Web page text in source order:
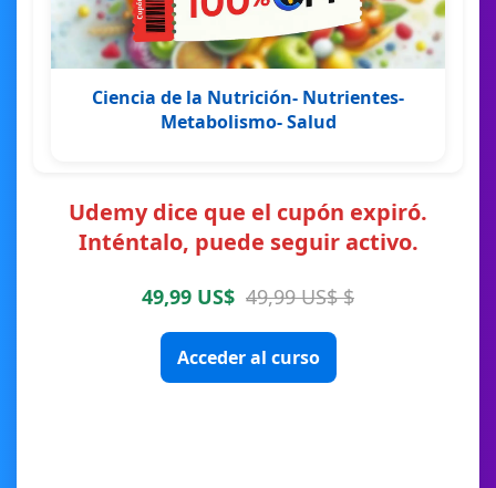
Ciencia de la Nutrición- Nutrientes-
Metabolismo- Salud
Udemy dice que el cupón expiró.
Inténtalo, puede seguir activo.
49,99 US$ 49,99 US$ $
Acceder al curso